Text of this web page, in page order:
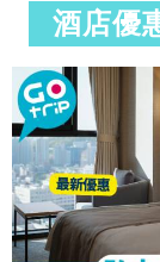
酒店優